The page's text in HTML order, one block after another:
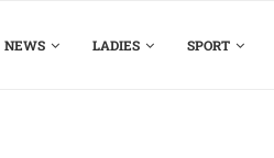
NEWS LADIES SPORT